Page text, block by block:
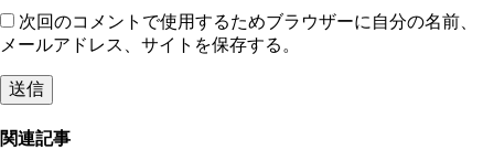
次回のコメントで使用するためブラウザーに自分の名前、
メールアドレス、サイトを保存する。
関連記事